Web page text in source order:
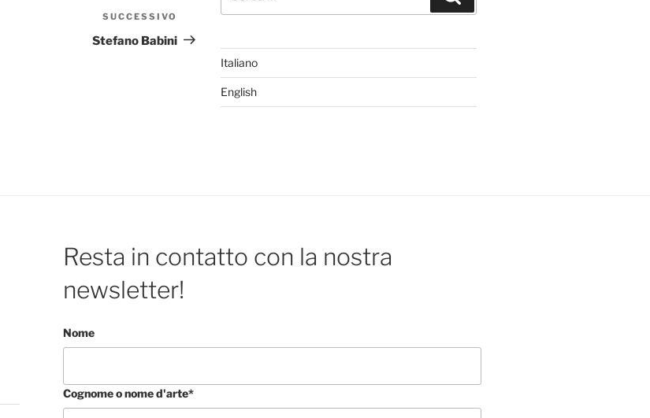
Articolo
successivo
SUCCESSIVO
Stefano Babini
Italiano
English
Resta in contatto con la nostra
newsletter!
Nome
Cognome o nome d'arte*